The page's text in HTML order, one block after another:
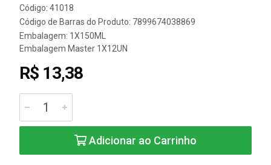
Código: 41018
Código de Barras do Produto: 7899674038869
Embalagem: 1X150ML
Embalagem Master 1X12UN
R$ 13,38
Adicionar ao Carrinho